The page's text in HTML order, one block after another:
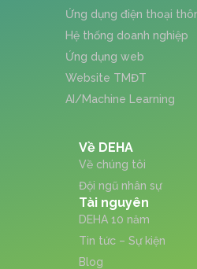
Ứng dụng điện thoại
Hệ thống doanh nghiệp
Ứng dụng web
Website TMĐT
AI/Machine Learning
Về DEHA
Về chúng tôi
Đội ngũ nhân sự
Tài nguyên
DEHA 10 năm
Tin tức – Sự kiện
Blog